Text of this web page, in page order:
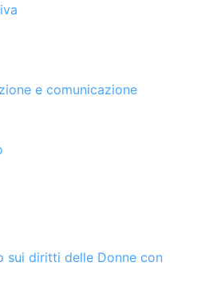
e comunicazione
sui diritti delle Donne con